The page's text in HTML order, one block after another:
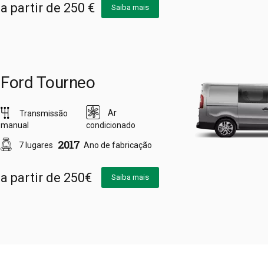
a partir de 250 € Saiba mais
Ford Tourneo
Transmissão
manual
Ar
condicionado
7 lugares 2017 Ano de fabricação
a partir de 250€ Saiba mais